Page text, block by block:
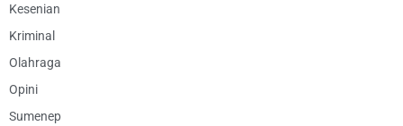
Kesenian
Kriminal
Olahraga
Opini
Sumenep